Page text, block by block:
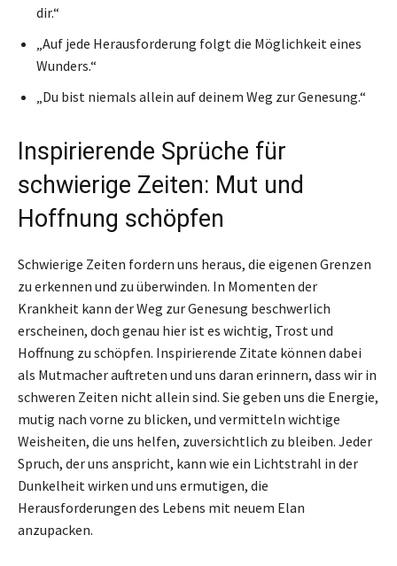
dir.“
„Auf jede Herausforderung folgt die Möglichkeit eines
Wunders.“
„Du bist niemals allein auf deinem Weg zur Genesung.“
Inspirierende Sprüche für
schwierige Zeiten: Mut und
Hoffnung schöpfen
Schwierige Zeiten fordern uns heraus, die eigenen Grenzen
zu erkennen und zu überwinden. In Momenten der
Krankheit kann der Weg zur Genesung beschwerlich
erscheinen, doch genau hier ist es wichtig, Trost und
Hoffnung zu schöpfen. Inspirierende Zitate können dabei
als Mutmacher auftreten und uns daran erinnern, dass wir in
schweren Zeiten nicht allein sind. Sie geben uns die Energie,
mutig nach vorne zu blicken, und vermitteln wichtige
Weisheiten, die uns helfen, zuversichtlich zu bleiben. Jeder
Spruch, der uns anspricht, kann wie ein Lichtstrahl in der
Dunkelheit wirken und uns ermutigen, die
Herausforderungen des Lebens mit neuem Elan
anzupacken.